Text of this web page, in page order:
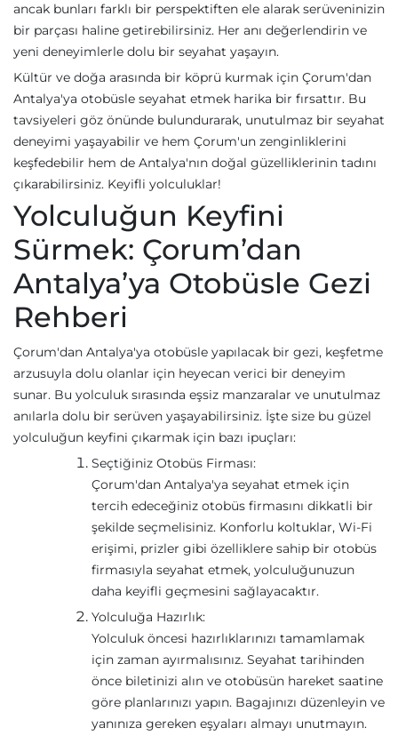
ancak bunları farklı bir perspektiften ele alarak serüveninizin
bir parçası haline getirebilirsiniz. Her anı değerlendirin ve
yeni deneyimlerle dolu bir seyahat yaşayın.
Kültür ve doğa arasında bir köprü kurmak için Çorum'dan
Antalya'ya otobüsle seyahat etmek harika bir fırsattır. Bu
tavsiyeleri göz önünde bulundurarak, unutulmaz bir seyahat
deneyimi yaşayabilir ve hem Çorum'un zenginliklerini
keşfedebilir hem de Antalya'nın doğal güzelliklerinin tadını
çıkarabilirsiniz. Keyifli yolculuklar!
Yolculuğun Keyfini
Sürmek: Çorum’dan
Antalya’ya Otobüsle Gezi
Rehberi
Çorum'dan Antalya'ya otobüsle yapılacak bir gezi, keşfetme
arzusuyla dolu olanlar için heyecan verici bir deneyim
sunar. Bu yolculuk sırasında eşsiz manzaralar ve unutulmaz
anılarla dolu bir serüven yaşayabilirsiniz. İşte size bu güzel
yolculuğun keyfini çıkarmak için bazı ipuçları:
Seçtiğiniz Otobüs Firması:
Çorum'dan Antalya'ya seyahat etmek için
tercih edeceğiniz otobüs firmasını dikkatli bir
şekilde seçmelisiniz. Konforlu koltuklar, Wi-Fi
erişimi, prizler gibi özelliklere sahip bir otobüs
firmasıyla seyahat etmek, yolculuğunuzun
daha keyifli geçmesini sağlayacaktır.
Yolculuğa Hazırlık:
Yolculuk öncesi hazırlıklarınızı tamamlamak
için zaman ayırmalısınız. Seyahat tarihinden
önce biletinizi alın ve otobüsün hareket saatine
göre planlarınızı yapın. Bagajınızı düzenleyin ve
yanınıza gereken eşyaları almayı unutmayın.